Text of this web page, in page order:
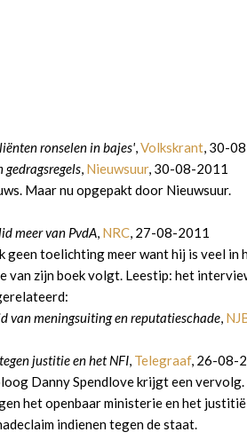
ronselen in bajes',Volkskrant, 30-
gedragsregels, Nieuwsuur, 30-08-2011
Maar nu opgepakt door Nieuwsuur.
meer van PvdA, NRC, 27-08-2011
geen toelichting meer want hij is veel in
van zijn boek volgt. Leestip: het
van meningsuiting en reputatieschade,
justitie en het NFI, Telegraaf, 26-08-
Danny Spendlove krijgt een
het openbaar ministerie en het
indienen tegen de staat.